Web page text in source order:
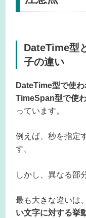
DateTime型
子の違い
DateTime型で使
TimeSpan型で使
っています。
例えば、秒を指定
す。
しかし、異なる部
最も大きな違いは、
い文字に対する挙